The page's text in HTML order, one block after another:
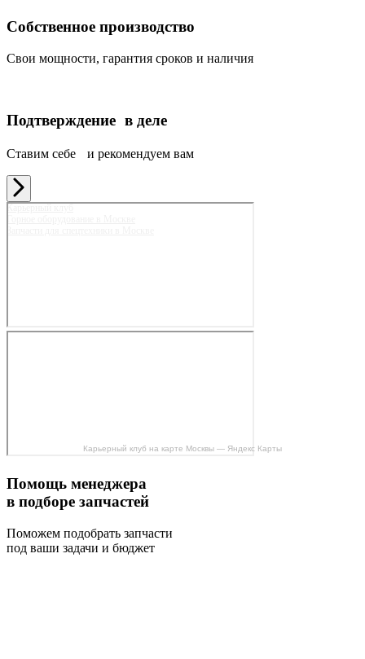
Собственное производство
Свои мощности, гарантия сроков и наличия
Подтверждение в деле
Ставим себе и рекомендуем вам
Карьерный клуб на карте Москвы — Яндекс Карты
Помощь менеджера
в подборе запчастей
Поможем подобрать запчасти
под ваши задачи и бюджет